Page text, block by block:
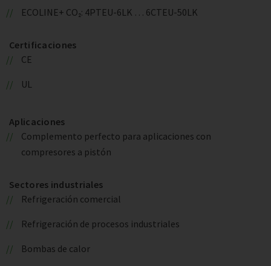
ECOLINE+ CO₂: 4PTEU-6LK … 6CTEU-50LK
Certificaciones
CE
UL
Aplicaciones
Complemento perfecto para aplicaciones con
compresores a pistón
Sectores industriales
Refrigeración comercial
Refrigeración de procesos industriales
Bombas de calor